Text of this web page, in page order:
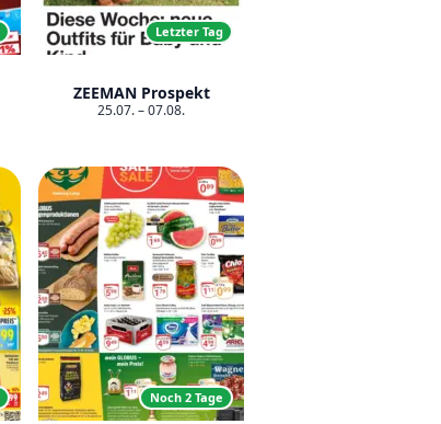
Letzter Tag
ZEEMAN Prospekt
25.07. – 07.08.
Noch 2 Tage